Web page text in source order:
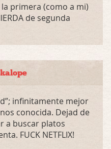
primera (como a mi)
de segunda
infinitamente mejor
conocida. Dejad de
a buscar platos
FUCK NETFLIX!